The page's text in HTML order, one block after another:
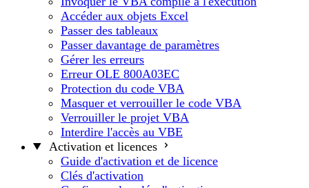
Accéder aux objets Excel
Passer des tableaux
Passer davantage de paramètres
Gérer les erreurs
Erreur OLE 800A03EC
Protection du code VBA
Masquer et verrouiller le code VBA
Verrouiller le projet VBA
Interdire l'accès au VBE
Activation et licences
Guide d'activation et de licence
Clés d'activation